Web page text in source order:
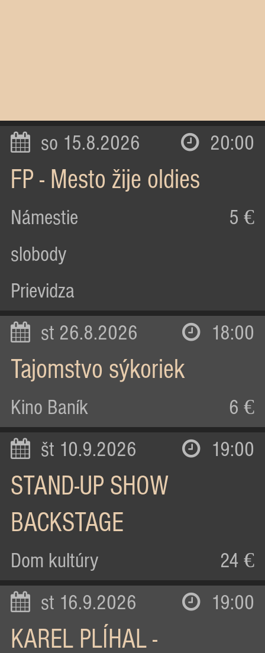
so 15.8.2026 20:00
FP - Mesto žije oldies
Námestie
slobody
Prievidza
5 €
st 26.8.2026 18:00
Tajomstvo sýkoriek
Kino Baník 6 €
št 10.9.2026 19:00
STAND-UP SHOW
BACKSTAGE
Dom kultúry 24 €
st 16.9.2026 19:00
KAREL PLÍHAL -